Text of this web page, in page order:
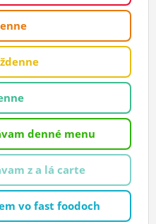
denné menu
z a lá carte
vo fast foodoch